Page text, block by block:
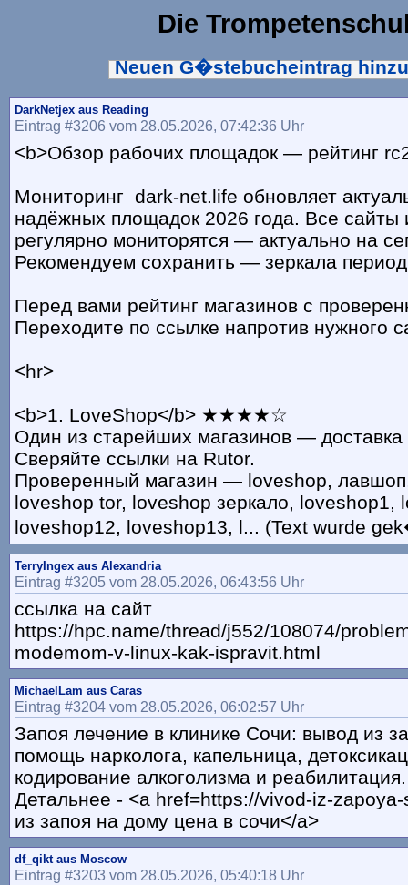
Die
Neuen G�stebucheintrag
DarkNetjex aus Reading
Eintrag #3206 vom 28.05.2026, 07:42:36 Uhr
<b>Обзор рабочих площадок — рейтинг
Мониторинг dark-net.life обновляет
надёжных площадок 2026 года. Все сайты
регулярно мониторятся — актуально на
Рекомендуем сохранить — зеркала
Перед вами рейтинг магазинов с
Переходите по ссылке напротив нужного
<hr>
<b>1. LoveShop</b> ★★★★☆
Один из старейших магазинов — доставка
Сверяйте ссылки на Rutor.
Проверенный магазин — loveshop,
loveshop tor, loveshop зеркало, loveshop1,
loveshop12, loveshop13, l... (Text wurde
TerryIngex aus Alexandria
Eintrag #3205 vom 28.05.2026, 06:43:56 Uhr
ссылка на сайт
https://hpc.name/thread/j552/108074/
modemom-v-linux-kak-ispravit.html
MichaelLam aus Caras
Eintrag #3204 vom 28.05.2026, 06:02:57 Uhr
Запоя лечение в клинике Сочи: вывод из
помощь нарколога, капельница,
кодирование алкоголизма и реабилитация.
Детальнее - <a href=https://vivod-iz-
из запоя на дому цена в сочи</a>
df_qikt aus Moscow
Eintrag #3203 vom 28.05.2026, 05:40:18 Uhr